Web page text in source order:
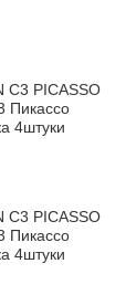
C3 PICASSO
Пикассо
4штуки
C3 PICASSO
Пикассо
4штуки